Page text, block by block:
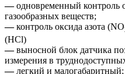
—одновременный контроль
газообразных веществ;
—контроль оксида азота (NO
(HCl)
—выносной блок датчика
измерения в
—легкий и малогабаритный;